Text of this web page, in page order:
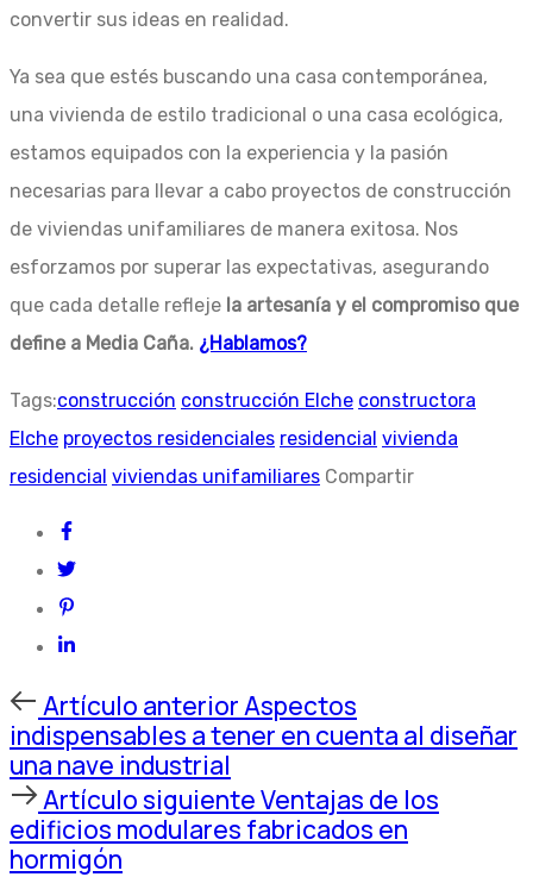
convertir sus ideas en realidad.
Ya sea que estés buscando una casa contemporánea,
una vivienda de estilo tradicional o una casa ecológica,
estamos equipados con la experiencia y la pasión
necesarias para llevar a cabo proyectos de construcción
de viviendas unifamiliares de manera exitosa. Nos
esforzamos por superar las expectativas, asegurando
que cada detalle refleje la artesanía y el compromiso que
define a Media Caña. ¿Hablamos?
Tags:construcción construcción Elche constructora
Elche proyectos residenciales residencial vivienda
residencial viviendas unifamiliares Compartir
Artículo
anterior
Artículo anterior Aspectos
indispensables a tener en cuenta al diseñar
una nave industrial
Artículo
siguiente
Artículo siguienteVentajas de los
edificios modulares fabricados en
hormigón